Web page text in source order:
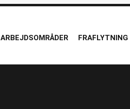
ARBEJDSOMRÅDER FRAFLYTNING